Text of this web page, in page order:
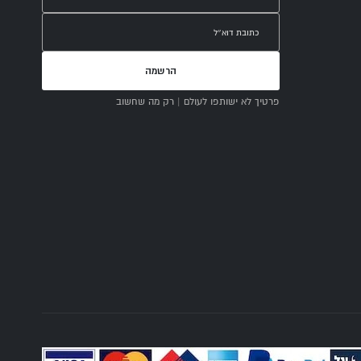
הרשמה
פרטיך לא ישותפו לעולם | רק מה שחשוב